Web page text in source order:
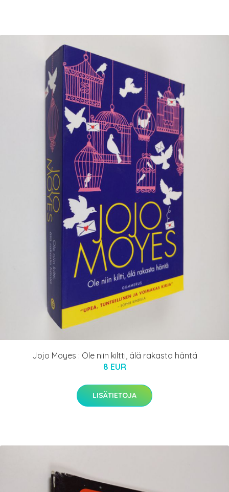
Jojo Moyes : Ole niin kiltti, älä rakasta häntä
8 EUR
LISÄTIETOJA